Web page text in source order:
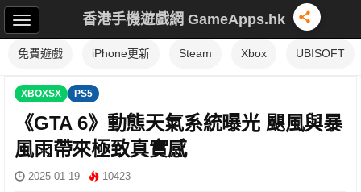
香港手機遊戲網 GameApps.hk
免費遊戲 iPhone更新 Steam Xbox UBISOFT
XBOXSX PS5
《GTA 6》動態天氣系統曝光 颶風與暴
風雨帶來極致真實感
2025-01-19 10423